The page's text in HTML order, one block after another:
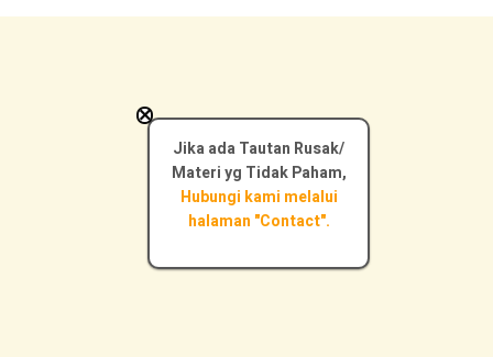
Jika ada Tautan Rusak/
Materi yg Tidak Paham,
Hubungi kami melalui
halaman "Contact".
×